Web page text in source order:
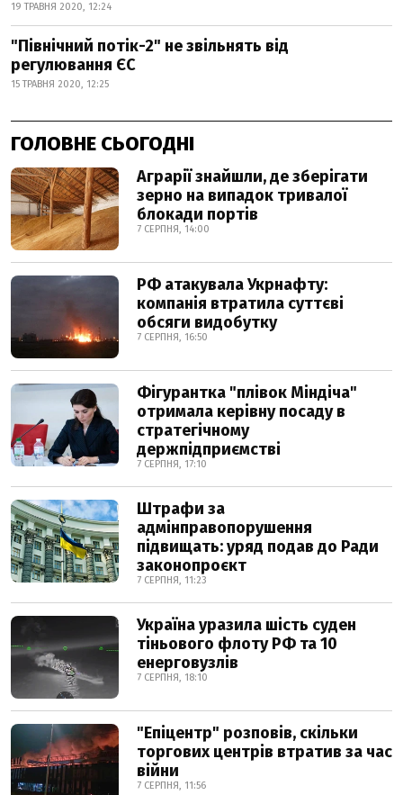
19 ТРАВНЯ 2020, 12:24
"Північний потік-2" не звільнять від
регулювання ЄС
15 ТРАВНЯ 2020, 12:25
ГОЛОВНЕ СЬОГОДНІ
Аграрії знайшли, де зберігати
зерно на випадок тривалої
блокади портів
7 СЕРПНЯ, 14:00
РФ атакувала Укрнафту:
компанія втратила суттєві
обсяги видобутку
7 СЕРПНЯ, 16:50
Фігурантка "плівок Міндіча"
отримала керівну посаду в
стратегічному
держпідприємстві
7 СЕРПНЯ, 17:10
Штрафи за
адмінправопорушення
підвищать: уряд подав до Ради
законопроєкт
7 СЕРПНЯ, 11:23
Україна уразила шість суден
тіньового флоту РФ та 10
енерговузлів
7 СЕРПНЯ, 18:10
"Епіцентр" розповів, скільки
торгових центрів втратив за час
війни
7 СЕРПНЯ, 11:56